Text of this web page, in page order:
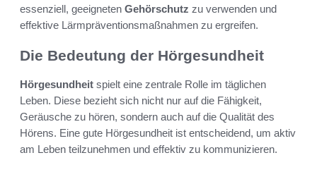
essenziell, geeigneten Gehörschutz zu verwenden und
effektive Lärmpräventionsmaßnahmen zu ergreifen.
Die Bedeutung der Hörgesundheit
Hörgesundheit spielt eine zentrale Rolle im täglichen
Leben. Diese bezieht sich nicht nur auf die Fähigkeit,
Geräusche zu hören, sondern auch auf die Qualität des
Hörens. Eine gute Hörgesundheit ist entscheidend, um aktiv
am Leben teilzunehmen und effektiv zu kommunizieren.